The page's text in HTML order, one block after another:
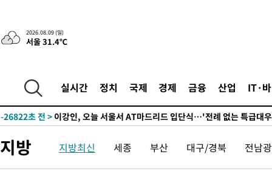
2026.08.09 (일)
서울 31.4℃
실시간 정치 국제 경제 금융 산업 IT·
14분 전 >“美 이란전 무기 소진…북한과 분쟁시 주한 미군 취약해질 수 있어”
-28798초 전 >
손흥민, 68분 뛰고 2경기 침묵…LAFC, 톨루카에 1-0 승리(종
-28070초 전 >
-26822초 전 > 이강인, 오늘 서울서 AT마드리드 입단식…'전례 없는 특급대
차'
-13175초 전 >
콜롬비아 신임 우파 대통령 취임 하루만에 차량폭탄 폭발 사건
-6769초 전 >튀르키예 외무장관, "메카 3국 방위협정은 이란이 목표 아냐 "
지방 지방최신 세종 부산 대구/경북 전남